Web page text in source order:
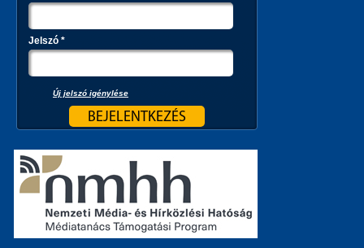
Jelszó *
Új jelszó igénylése